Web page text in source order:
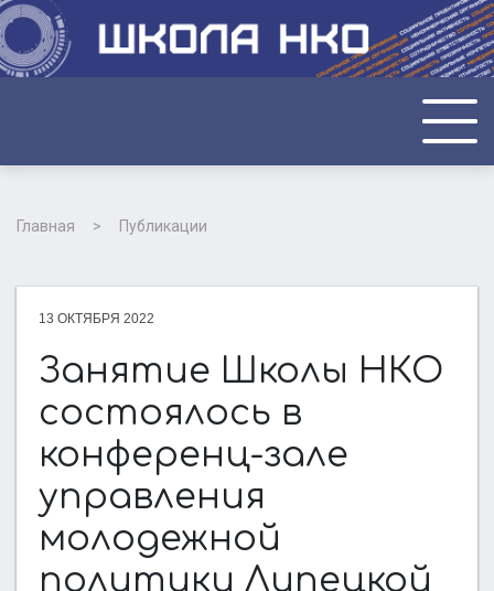
О НАС
НОВОСТИ
КОЛЛЕГИ ИЗ НКО
Главная Публикации
13 ОКТЯБРЯ 2022
Занятие Школы НКО
состоялось в
конференц-зале
управления
молодежной
политики Липецкой